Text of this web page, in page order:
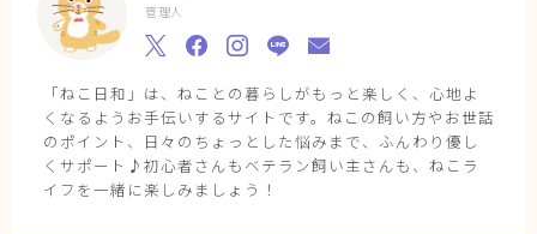
管理人
「ねこ日和」は、ねことの暮らしがもっと楽しく、心地よ
くなるようお手伝いするサイトです。ねこの飼い方やお世話
のポイント、日々のちょっとした悩みまで、ふんわり優し
くサポート♪初心者さんもベテラン飼い主さんも、ねこラ
イフを一緒に楽しみましょう！